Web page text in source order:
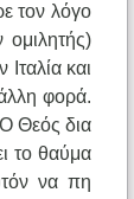
τον λόγο
ομιλητής)
και
φορά.
Θεός δια
το θαύμα
να πη